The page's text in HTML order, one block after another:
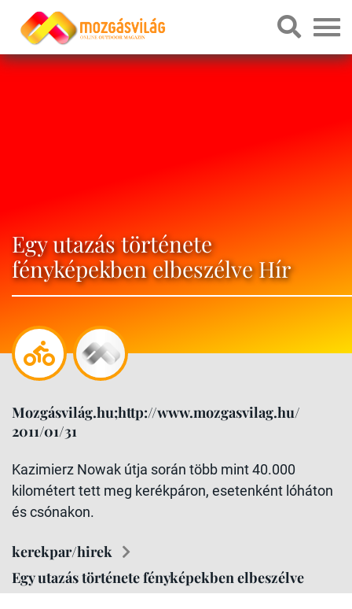
Egy utazás története
fényképekben elbeszélve Hír
Mozgásvilág.hu;http://www.mozgasvilag.hu/
2011/01/31
Kazimierz Nowak útja során több mint 40.000
kilométert tett meg kerékpáron, esetenként lóháton
és csónakon.
kerekpar/hirek
Egy utazás története fényképekben elbeszélve